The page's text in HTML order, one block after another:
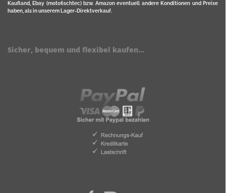
Kaufland, Ebay (motofischtec) bzw. Amazon eventuell andere Konditionen und Preise
haben, als in unserem Lager-Direktverkauf.
Sicher, bequem und flexibel kaufen...